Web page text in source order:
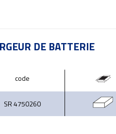
DE BATTERIE
code
SR 4750260